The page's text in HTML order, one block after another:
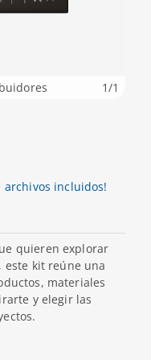
1/1
archivos incluidos!
quieren explorar
este kit reúne una
materiales
y elegir las